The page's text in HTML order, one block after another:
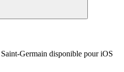
Germain disponible pour iOS